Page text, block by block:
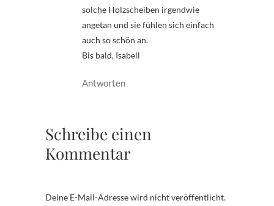
solche Holzscheiben irgendwie
angetan und sie fühlen sich einfach
auch so schön an.
Bis bald, Isabell
Antworten
Schreibe einen
Kommentar
Deine E-Mail-Adresse wird nicht veröffentlicht.